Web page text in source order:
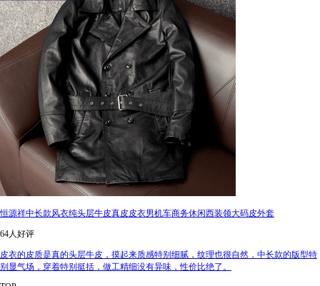
恒源祥中长款风衣纯头层牛皮真皮皮衣男机车商务休闲西装领大码皮外套
64人好评
皮衣的皮质是真的头层牛皮，摸起来质感特别细腻，纹理也很自然，中长款的版型特
别显气场，穿着特别挺括，做工精细没有异味，性价比绝了。